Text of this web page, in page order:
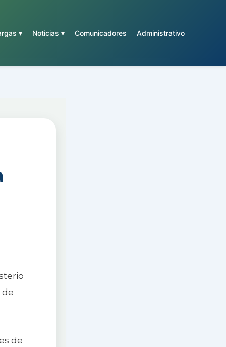
▾ Noticias ▾ Comunicadores Administrativo
de
de